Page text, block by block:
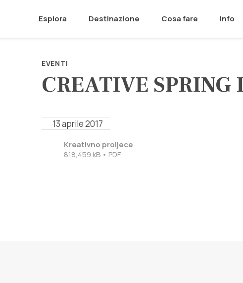
Esplora Destinazione Cosa fare Info
EVENTI
CREATIVE
13 aprile 2017
Kreativno proljece
818,459 kB • PDF